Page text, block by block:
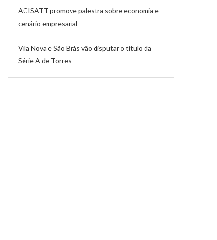
ACISATT promove palestra sobre economia e
cenário empresarial
Vila Nova e São Brás vão disputar o título da
Série A de Torres